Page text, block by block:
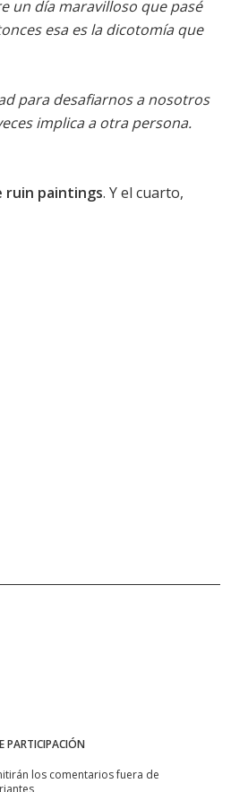
un día maravilloso que pasé
esa es la dicotomía que
para desafiarnos a nosotros
implica a otra persona.
ruin paintings. Y el cuarto,
PARTICIPACIÓN
los comentarios fuera de